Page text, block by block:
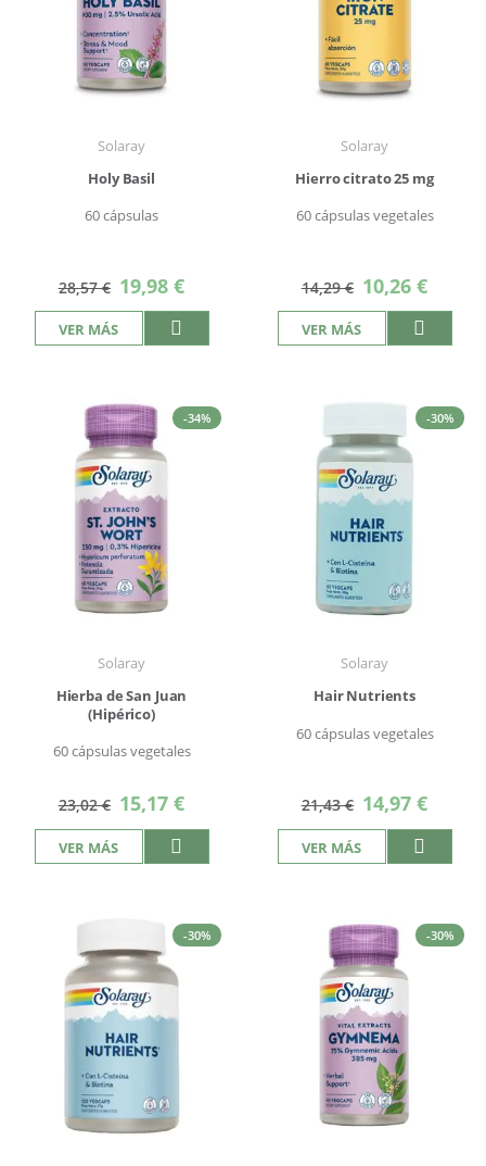
Solaray
Holy Basil
60 cápsulas
28,57 € Precio
especial
19,98 €
VER MÁS
Solaray
Hierro citrato 25 mg
60 cápsulas vegetales
14,29 € Precio
especial
10,26 €
VER MÁS
-34%
Solaray
Hierba de San Juan
(Hipérico)
60 cápsulas vegetales
23,02 € Precio
especial
15,17 €
VER MÁS
-30%
Solaray
Hair Nutrients
60 cápsulas vegetales
21,43 € Precio
especial
14,97 €
VER MÁS
-30% -30%